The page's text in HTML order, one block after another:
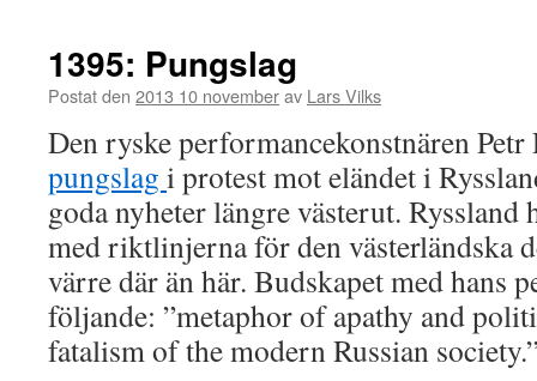
1395: Pungslag
Postat den 2013 10 novemberav Lars Vilks
Den ryske performancekonstnären
pungslag i protest mot eländet i
goda nyheter längre västerut. Ryssland
med riktlinjerna för den västerländska
värre där än här. Budskapet med hans
följande: ”metaphor of apathy and
fatalism of the modern Russian